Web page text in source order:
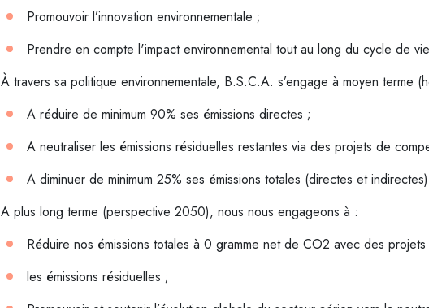
Promouvoir l’innovation environnementale ;
Prendre en compte l'impact environnemental tout au long du cycle de
À travers sa politique environnementale, B.S.C.A. s’engage à moyen terme
A réduire de minimum 90% ses émissions directes ;
A neutraliser les émissions résiduelles restantes via des projets de
A diminuer de minimum 25% ses émissions totales (directes et
A plus long terme (perspective 2050), nous nous engageons à :
Réduire nos émissions totales à 0 gramme net de CO2 avec des
les émissions résiduelles ;